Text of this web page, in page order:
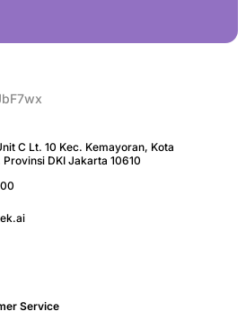
C Lt. 10 Kec. Kemayoran, Kota
DKI Jakarta 10610
Service